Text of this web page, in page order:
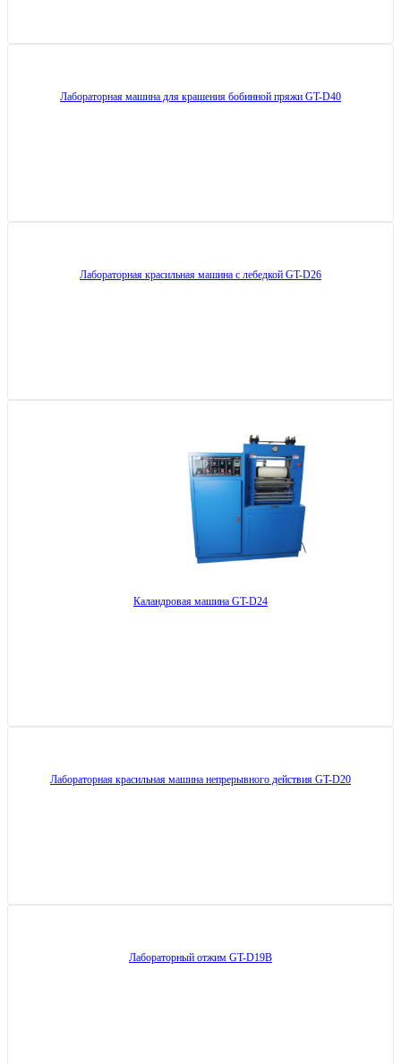
Лабораторная машина для крашения бобинной пряжи GT-D40
Лабораторная красильная машина с лебедкой GT-D26
Каландровая машина GT-D24
Лабораторная красильная машина непрерывного действия GT-D20
Лабораторный отжим GT-D19B